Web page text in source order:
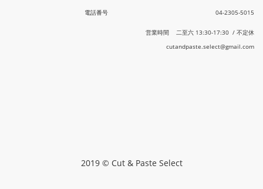
電話番号 04-2305-5015
営業時間 二至六 13:30-17:30 / 不定休
cutandpaste.select@gmail.com
2019 © Cut & Paste Select